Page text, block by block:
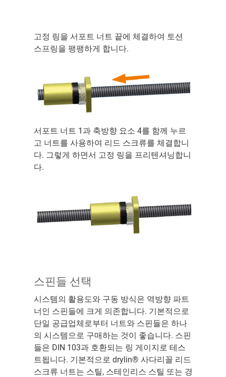
고정 링을 서포트 너트 끝에 체결하여 토션
스프링을 팽팽하게 합니다.
서포트 너트 1과 축방향 요소 4를 함께 누르
고 너트를 사용하여 리드 스크류를 체결합니
다. 그렇게 하면서 고정 링을 프리텐셔닝합니
다.
스핀들 선택
시스템의 활용도와 구동 방식은 역방향 파트
너인 스핀들에 크게 의존합니다. 기본적으로
단일 공급업체로부터 너트와 스핀들은 하나
의 시스템으로 구매하는 것이 좋습니다. 스핀
들은 DIN 103과 호환되는 링 게이지로 테스
트됩니다. 기본적으로 drylin® 사다리꼴 리드
스크류 너트는 스틸, 스테인리스 스틸 또는 경